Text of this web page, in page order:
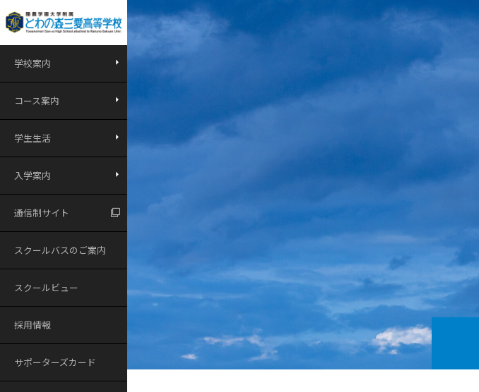
学校案内
コース案内
学生生活
入学案内
通信制サイト
スクールバスのご案内
スクールビュー
採用情報
サポーターズカード